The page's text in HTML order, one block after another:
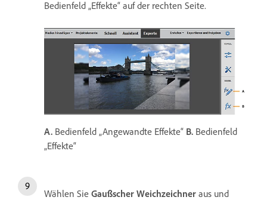
Bedienfeld „Effekte“ auf der rechten Seite.
A. Bedienfeld „Angewandte Effekte“ B. Bedienfeld
„Effekte“
Wählen Sie Gaußscher Weichzeichner aus und